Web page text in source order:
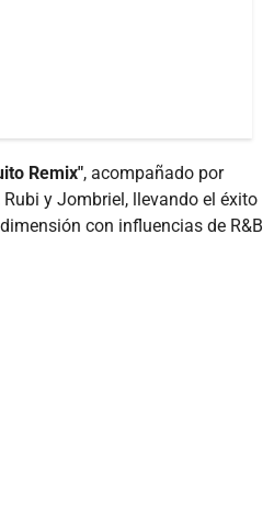
Remix", acompañado por
Rubi y Jombriel, llevando el éxito
con influencias de R&B